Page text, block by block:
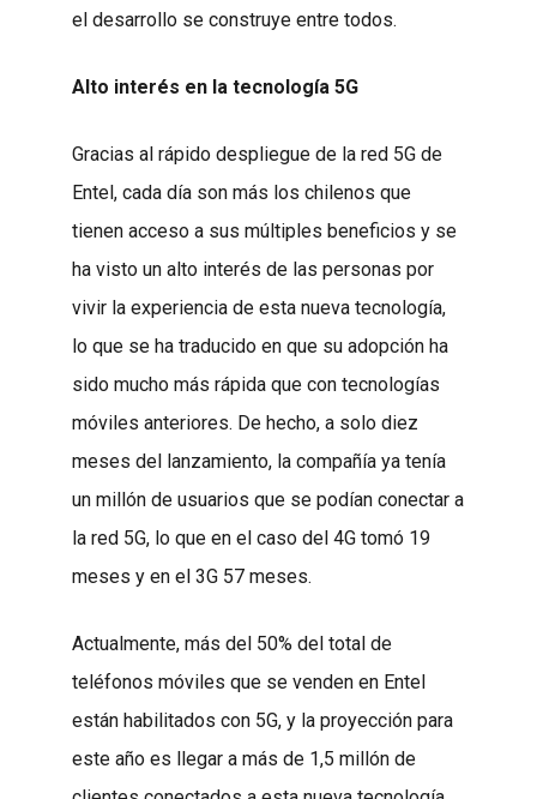
el desarrollo se construye entre todos.
Alto interés en la tecnología 5G
Gracias al rápido despliegue de la red 5G de
Entel, cada día son más los chilenos que
tienen acceso a sus múltiples beneficios y se
ha visto un alto interés de las personas por
vivir la experiencia de esta nueva tecnología,
lo que se ha traducido en que su adopción ha
sido mucho más rápida que con tecnologías
móviles anteriores. De hecho, a solo diez
meses del lanzamiento, la compañía ya tenía
un millón de usuarios que se podían conectar a
la red 5G, lo que en el caso del 4G tomó 19
meses y en el 3G 57 meses.
Actualmente, más del 50% del total de
teléfonos móviles que se venden en Entel
están habilitados con 5G, y la proyección para
este año es llegar a más de 1,5 millón de